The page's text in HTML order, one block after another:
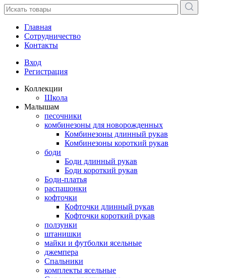
Главная
Сотрудничество
Контакты
Вход
Регистрация
Коллекции
Школа
Малышам
песочники
комбинезоны для новорожденных
Комбинезоны длинный рукав
Комбинезоны короткий рукав
боди
Боди длинный рукав
Боди короткий рукав
Боди-платья
распашонки
кофточки
Кофточки длинный рукав
Кофточки короткий рукав
ползунки
штанишки
майки и футболки ясельные
джемпера
Спальники
комплекты ясельные